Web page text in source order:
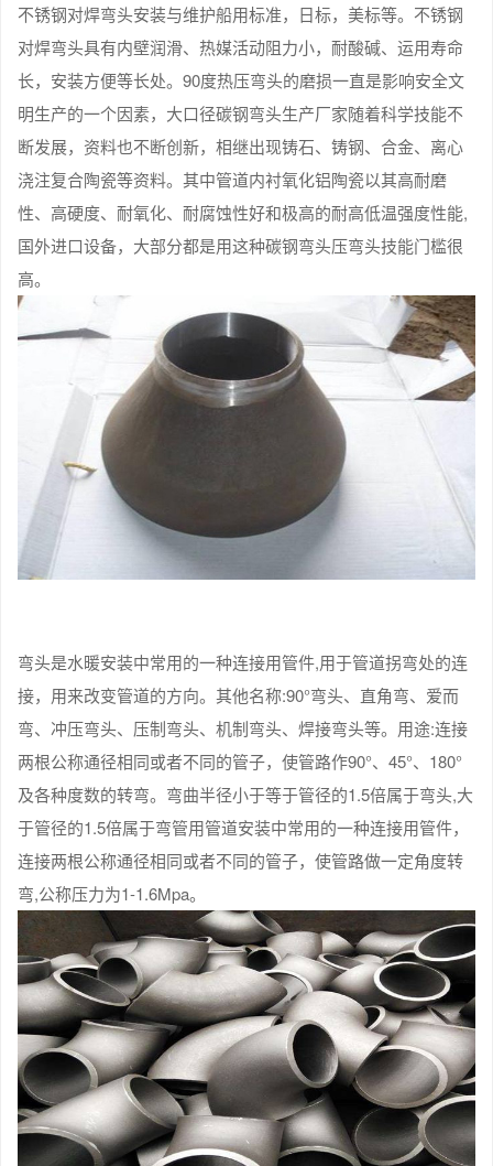
不锈钢对焊弯头安装与维护船用标准，日标，美标等。不锈钢
对焊弯头具有内壁润滑、热媒活动阻力小，耐酸碱、运用寿命
长，安装方便等长处。90度热压弯头的磨损一直是影响安全文
明生产的一个因素，大口径碳钢弯头生产厂家随着科学技能不
断发展，资料也不断创新，相继出现铸石、铸钢、合金、离心
浇注复合陶瓷等资料。其中管道内衬氧化铝陶瓷以其高耐磨
性、高硬度、耐氧化、耐腐蚀性好和极高的耐高低温强度性能,
国外进口设备，大部分都是用这种碳钢弯头压弯头技能门槛很
高。
弯头是水暖安装中常用的一种连接用管件,用于管道拐弯处的连
接，用来改变管道的方向。其他名称:90°弯头、直角弯、爱而
弯、冲压弯头、压制弯头、机制弯头、焊接弯头等。用途:连接
两根公称通径相同或者不同的管子，使管路作90°、45°、180°
及各种度数的转弯。弯曲半径小于等于管径的1.5倍属于弯头,大
于管径的1.5倍属于弯管用管道安装中常用的一种连接用管件，
连接两根公称通径相同或者不同的管子，使管路做一定角度转
弯,公称压力为1-1.6Mpa。